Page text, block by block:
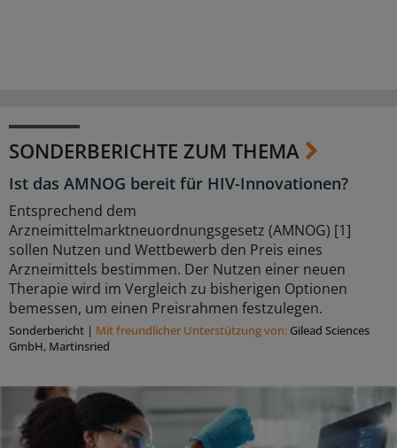
SONDERBERICHTE ZUM THEMA
Ist das AMNOG bereit für HIV-Innovationen?
Entsprechend dem
Arzneimittelmarktneuordnungsgesetz (AMNOG) [1]
sollen Nutzen und Wettbewerb den Preis eines
Arzneimittels bestimmen. Der Nutzen einer neuen
Therapie wird im Vergleich zu bisherigen Optionen
bemessen, um einen Preisrahmen festzulegen.
Sonderbericht | Mit freundlicher Unterstützung von: Gilead Sciences
GmbH, Martinsried